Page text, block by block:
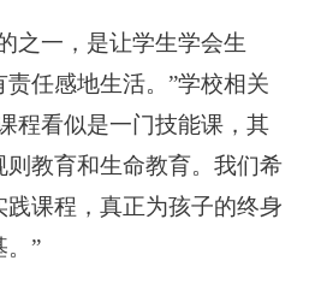
一，是让学生学会生
任感地生活。”学校相关
程看似是一门技能课，其
则教育和生命教育。我们希
课程，真正为孩子的终身
。”